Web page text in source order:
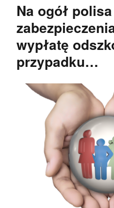
Na ogół polisa
wypłatę
przypadku…